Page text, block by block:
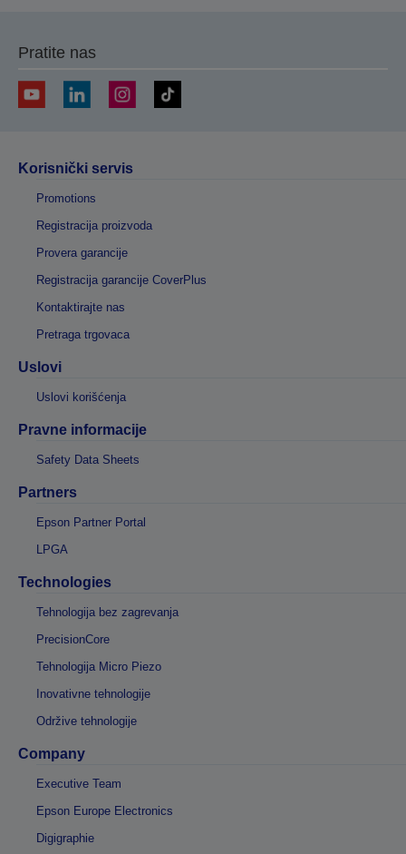
Pratite nas
Korisnički servis
Promotions
Registracija proizvoda
Provera garancije
Registracija garancije CoverPlus
Kontaktirajte nas
Pretraga trgovaca
Uslovi
Uslovi korišćenja
Pravne informacije
Safety Data Sheets
Partners
Epson Partner Portal
LPGA
Technologies
Tehnologija bez zagrevanja
PrecisionCore
Tehnologija Micro Piezo
Inovativne tehnologije
Održive tehnologije
Company
Executive Team
Epson Europe Electronics
Digigraphie